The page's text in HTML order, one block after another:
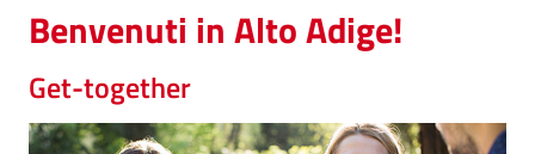
Benvenuti in Alto Adige!
Get-together